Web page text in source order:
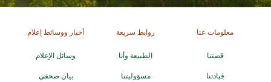
معلومات عنا
قصتنا
قيادتنا
روابط سريعة
الطبيعة وأنا
مسؤوليتنا
أخبار ووسائط إعلام
وسائل الإعلام
بيان صحفي